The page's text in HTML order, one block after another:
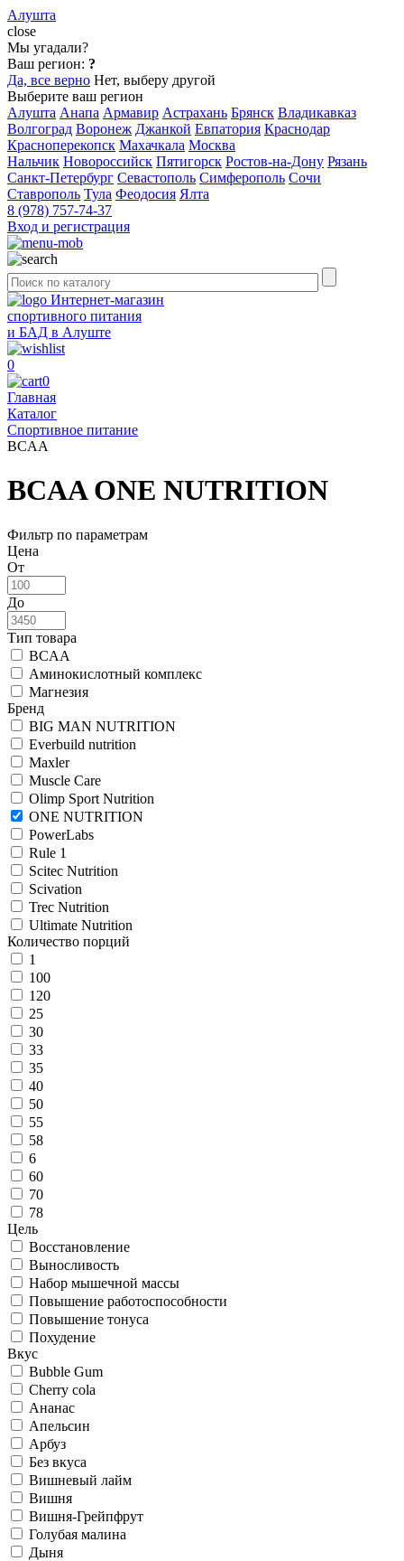
Алушта
close
Мы угадали?
Ваш регион: ?
Да, все верно Нет, выберу другой
Выберите ваш регион
Алушта Анапа Армавир Астрахань Брянск Владикавказ
Волгоград Воронеж Джанкой Евпатория Краснодар
Красноперекопск Махачкала Москва
Нальчик Новороссийск Пятигорск Ростов-на-Дону Рязань
Санкт-Петербург Севастополь Симферополь Сочи
Ставрополь Тула Феодосия Ялта
8 (978) 757-74-37
Вход и регистрация
Интернет-магазин
спортивного питания
и БАД в Алуште
0
0
Главная
Каталог
Спортивное питание
BCAA
BCAA ONE NUTRITION
Фильтр по параметрам
Цена
От
До
Тип товара
BCAA
Аминокислотный комплекс
Магнезия
Бренд
BIG MAN NUTRITION
Everbuild nutrition
Maxler
Muscle Care
Olimp Sport Nutrition
ONE NUTRITION
PowerLabs
Rule 1
Scitec Nutrition
Scivation
Trec Nutrition
Ultimate Nutrition
Количество порций
1
100
120
25
30
33
35
40
50
55
58
6
60
70
78
Цель
Восстановление
Выносливость
Набор мышечной массы
Повышение работоспособности
Повышение тонуса
Похудение
Вкус
Bubble Gum
Cherry cola
Ананас
Апельсин
Арбуз
Без вкуса
Вишневый лайм
Вишня
Вишня-Грейпфрут
Голубая малина
Дыня